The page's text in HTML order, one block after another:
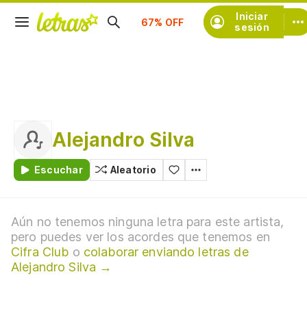
Iniciar
sesión
Suscríbete
Alejandro Silva
Escuchar Aleatorio
Aún no tenemos ninguna letra para este artista,
pero puedes ver los acordes que tenemos en
Cifra Club o colaborar enviando letras de
Alejandro Silva →